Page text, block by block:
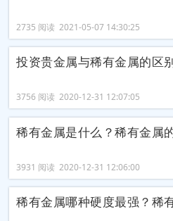
2735 阅读 2021-05-07 14:30:25
投资贵金属与稀有金属的区
3756 阅读 2020-12-31 12:07:05
稀有金属是什么？稀有金属
3931 阅读 2020-12-31 12:06:00
稀有金属哪种硬度最强？稀